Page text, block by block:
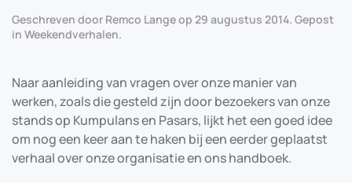
Geschreven door Remco Langeop 29 augustus 2014. Gepost
in Weekendverhalen.
Naar aanleiding van vragen over onze manier van
werken, zoals die gesteld zijn door bezoekers van onze
stands op Kumpulans en Pasars, lijkt het een goed idee
om nog een keer aan te haken bij een eerder geplaatst
verhaal over onze organisatie en ons handboek.